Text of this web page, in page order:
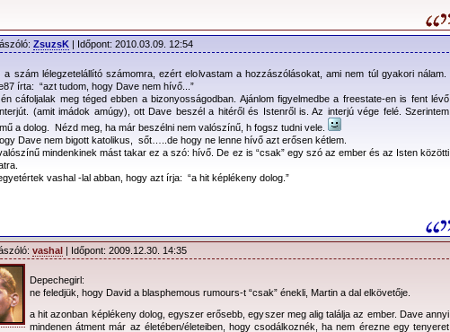
ZsuzsK | Időpont: 2010.03.09. 12:54
a szám lélegzetelállító számomra, ezért elolvastam a hozzászólásokat, ami nem túl gyakori nálam.
írta: “azt tudom, hogy Dave nem hívő...”
cáfoljalak meg téged ebben a bizonyosságodban. Ajánlom figyelmedbe a freestate-en is fent lévő
(amit imádok amúgy), ott Dave beszél a hitéről és Istenről is. Az interjú vége felé. Szerintem
a dolog. Nézd meg, ha már beszélni nem valószínű, h fogsz tudni vele.
Dave nem bigott katolikus, sőt…..de hogy ne lenne hívő azt erősen kétlem.
mindenkinek mást takar ez a szó: hívő. De ez is “csak” egy szó az ember és az Isten közötti
vashal -lal abban, hogy azt írja: “a hit képlékeny dolog.”
vashal | Időpont: 2009.12.30. 14:35
Depechegirl:
ne feledjük, hogy David a blasphemous rumours-t “csak” énekli, Martin a dal elkövetője.
a hit azonban képlékeny dolog, egyszer erősebb, egyszer meg alig találja az ember. Dave annyi
mindenen átment már az életében/életeiben, hogy csodálkoznék, ha nem érezne egy tenyeret